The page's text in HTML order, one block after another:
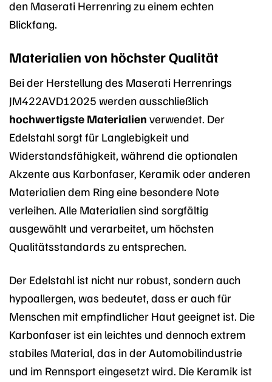
den Maserati Herrenring zu einem echten
Blickfang.
Materialien von höchster Qualität
Bei der Herstellung des Maserati Herrenrings
JM422AVD12025 werden ausschließlich
hochwertigste Materialien verwendet. Der
Edelstahl sorgt für Langlebigkeit und
Widerstandsfähigkeit, während die optionalen
Akzente aus Karbonfaser, Keramik oder anderen
Materialien dem Ring eine besondere Note
verleihen. Alle Materialien sind sorgfältig
ausgewählt und verarbeitet, um höchsten
Qualitätsstandards zu entsprechen.
Der Edelstahl ist nicht nur robust, sondern auch
hypoallergen, was bedeutet, dass er auch für
Menschen mit empfindlicher Haut geeignet ist. Die
Karbonfaser ist ein leichtes und dennoch extrem
stabiles Material, das in der Automobilindustrie
und im Rennsport eingesetzt wird. Die Keramik ist